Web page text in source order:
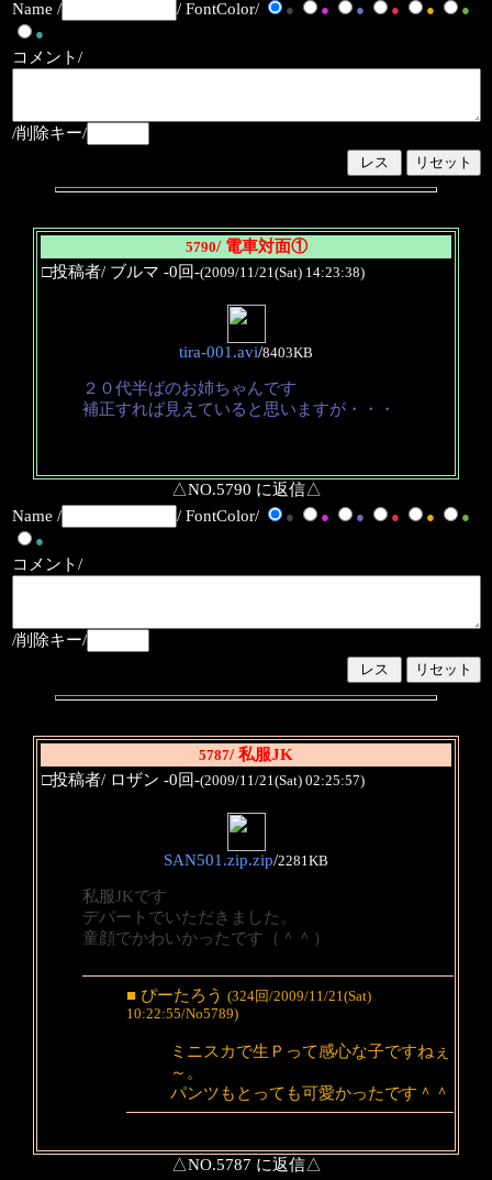
Name / / FontColor/ ● ● ● ● ●
●
●
コメント/
/削除キー/
5790/ 電車対面①
□投稿者/ ブルマ -0回-(2009/11/21(Sat) 14:23:38)
tira-001.avi/8403KB
２０代半ばのお姉ちゃんです
補正すれば見えていると思いますが・・・
△NO.5790 に返信△
Name /
/ FontColor/ ● ● ● ● ●
●
●
コメント/
/削除キー/
5787/ 私服JK
□投稿者/ ロザン -0回-(2009/11/21(Sat) 02:25:57)
SAN501.zip.zip/2281KB
私服JKです
デパートでいただきました。
童顔でかわいかったです（＾＾）
■ ぴーたろう (324回/2009/11/21(Sat)
10:22:55/No5789)
ミニスカで生Ｐって感心な子ですねぇ
～。
パンツもとっても可愛かったです＾＾
△NO.5787 に返信△